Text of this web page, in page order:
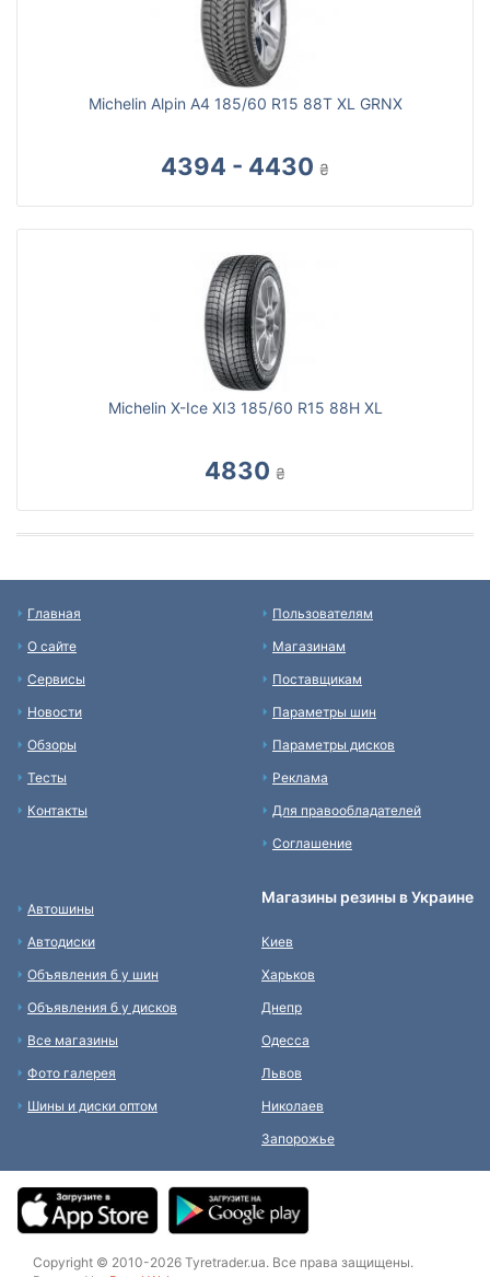
Michelin Alpin A4 185/60 R15 88T XL GRNX
4394 - 4430 ₴
Michelin X-Ice XI3 185/60 R15 88H XL
4830 ₴
Главная
О сайте
Сервисы
Новости
Обзоры
Тесты
Контакты
Пользователям
Магазинам
Поставщикам
Параметры шин
Параметры дисков
Реклама
Для правообладателей
Соглашение
Автошины
Автодиски
Объявления б у шин
Объявления б у дисков
Все магазины
Фото галерея
Шины и диски оптом
Магазины резины в Украине
Киев
Харьков
Днепр
Одесса
Львов
Николаев
Запорожье
Copyright © 2010-2026 Tyretrader.ua. Все права защищены.